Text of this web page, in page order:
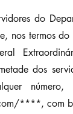
do
nos termos
dos
****, com